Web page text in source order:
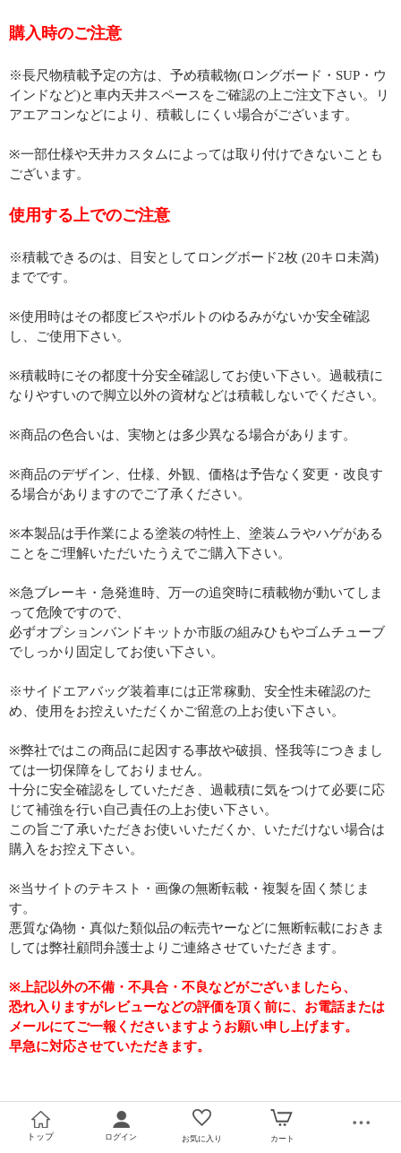
購入時のご注意
※長尺物積載予定の方は、予め積載物(ロングボード・SUP・ウ
インドなど)と車内天井スペースをご確認の上ご注文下さい。リ
アエアコンなどにより、積載しにくい場合がございます。
※一部仕様や天井カスタムによっては取り付けできないことも
ございます。
使用する上でのご注意
※積載できるのは、目安としてロングボード2枚 (20キロ未満)
までです。
※使用時はその都度ビスやボルトのゆるみがないか安全確認
し、ご使用下さい。
※積載時にその都度十分安全確認してお使い下さい。過載積に
なりやすいので脚立以外の資材などは積載しないでください。
※商品の色合いは、実物とは多少異なる場合があります。
※商品のデザイン、仕様、外観、価格は予告なく変更・改良す
る場合がありますのでご了承ください。
※本製品は手作業による塗装の特性上、塗装ムラやハゲがある
ことをご理解いただいたうえでご購入下さい。
※急ブレーキ・急発進時、万一の追突時に積載物が動いてしま
って危険ですので、
必ずオプションバンドキットか市販の組みひもやゴムチューブ
でしっかり固定してお使い下さい。
※サイドエアバッグ装着車には正常稼動、安全性未確認のた
め、使用をお控えいただくかご留意の上お使い下さい。
※弊社ではこの商品に起因する事故や破損、怪我等につきまし
ては一切保障をしておりません。
十分に安全確認をしていただき、過載積に気をつけて必要に応
じて補強を行い自己責任の上お使い下さい。
この旨ご了承いただきお使いいただくか、いただけない場合は
購入をお控え下さい。
※当サイトのテキスト・画像の無断転載・複製を固く禁じま
す。
悪質な偽物・真似た類似品の転売ヤーなどに無断転載におきま
しては弊社顧問弁護士よりご連絡させていただきます。
※上記以外の不備・不具合・不良などがございましたら、
恐れ入りますがレビューなどの評価を頂く前に、お電話または
メールにてご一報くださいますようお願い申し上げます。
早急に対応させていただきます。
積載可否についてのご案内
弊社では取り付けに来ていただいた方の取り付け事例をブログ
トップ ログイン お気に入り カート